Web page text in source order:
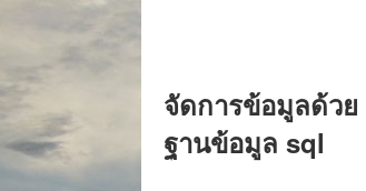
จัดการข้อมูลด้ว
ฐานข้อมูล sql